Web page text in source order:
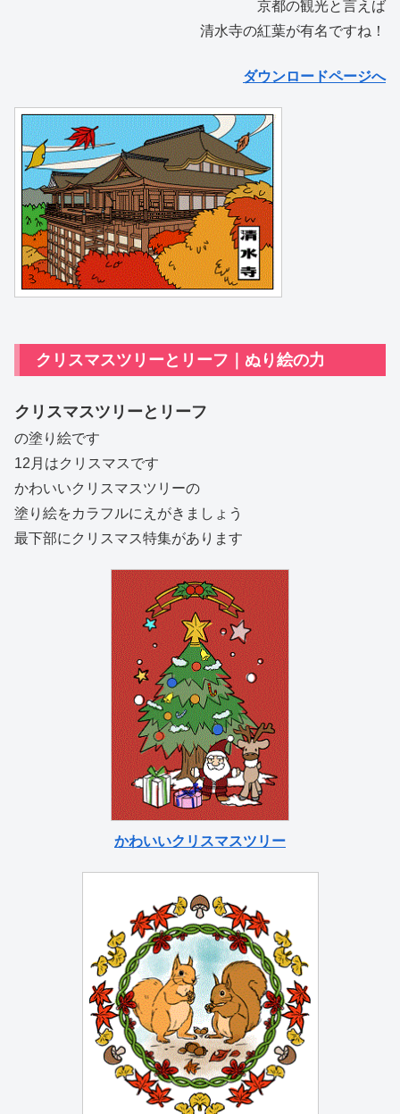
京都の観光と言えば
清水寺の紅葉が有名ですね！
ダウンロードページへ
クリスマスツリーとリーフ｜ぬり絵の力
クリスマスツリーとリーフ
の塗り絵です
12月はクリスマスです
かわいいクリスマスツリーの
塗り絵をカラフルにえがきましょう
最下部にクリスマス特集があります
かわいいクリスマスツリー